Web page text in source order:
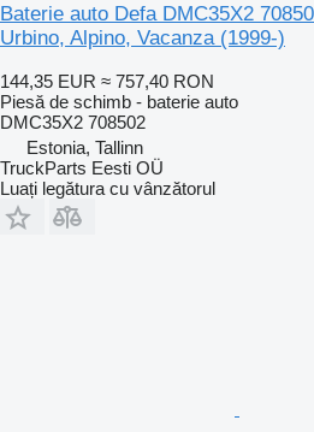
Baterie auto Defa DMC35X2
Urbino, Alpino, Vacanza (1999-)
144,35 EUR ≈ 757,40 RON
Piesă de schimb - baterie auto
DMC35X2 708502
Estonia, Tallinn
TruckParts Eesti OÜ
Luați legătura cu vânzătorul